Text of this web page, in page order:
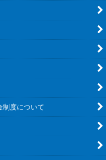
制度について